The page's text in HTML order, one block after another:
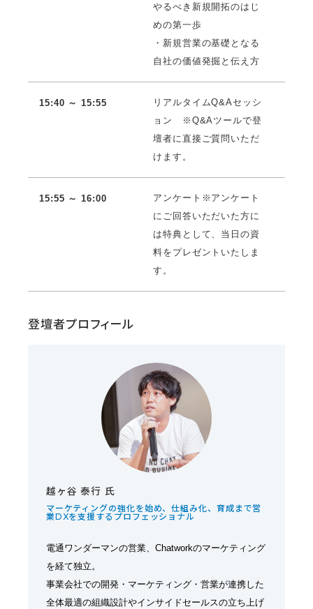
やるべき新規開拓のはじ
めの第一歩
・新規営業の基礎となる
自社の価値発掘と伝え方
15:40 ～ 15:55
リアルタイムQ&Aセッシ
ョン ※Q&Aツールで登
壇者に直接ご質問いただ
けます。
15:55 ～ 16:00
アンケート※アンケート
にご回答いただいた方に
は特典として、当日の資
料をプレゼントいたしま
す。
登壇者プロフィール
越ヶ谷 泰行 氏
マーケティングの強化を始め、仕組み化、育成まで営
業DXを支援するプロフェッショナル
電通ワンダーマンの営業、Chatworkのマーケティング
を経て独立。
事業会社での開発・マーケティング・営業が連携した
全体最適の組織設計やインサイドセールスの立ち上げ